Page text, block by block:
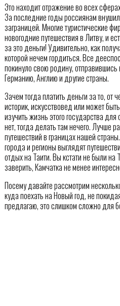
Это находит отражение во всех
За последние годы россиянам
заграницей. Многие туристические
новогодние путешествия в Литву, и
за это деньги! Удивительно, как
которой нечем гордиться. Все
покинуло свою родину,
Германию, Англию и другие страны.
Зачем тогда платить деньги за то, от
историк, искусствовед или может
изучить жизнь этого государства
нет, тогда делать там нечего. Лучше
путешествий в границах нашей
города и регионы выглядят
отдых на Таити. Вы кстати не были
заверить, Камчатка не менее
Посему давайте рассмотрим
куда поехать на Новый год, не
предлагаю, это слишком сложно для